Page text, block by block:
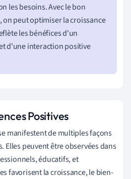
les besoins. Avec le bon
, on peut optimiser la croissance
les bénéfices d'un
d'une interaction positive
Positives
manifestent de multiples façons
Elles peuvent être observées dans
éducatifs, et
favorisent la croissance, le bien-